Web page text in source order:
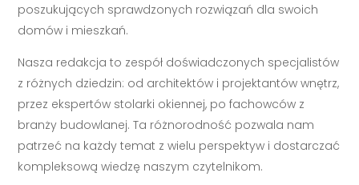
poszukujących sprawdzonych rozwiązań dla swoich
domów i mieszkań.
Nasza redakcja to zespół doświadczonych specjalistów
z różnych dziedzin: od architektów i projektantów wnętrz,
przez ekspertów stolarki okiennej, po fachowców z
branży budowlanej. Ta różnorodność pozwala nam
patrzeć na każdy temat z wielu perspektyw i dostarczać
kompleksową wiedzę naszym czytelnikom.